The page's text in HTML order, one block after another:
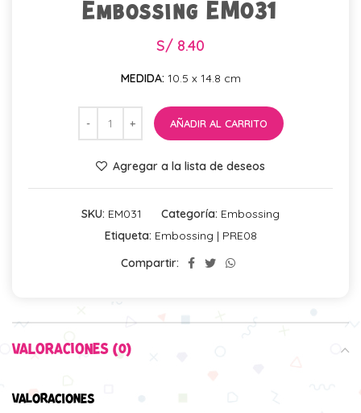
Embossing EM031
S/ 8.40
MEDIDA: 10.5 x 14.8 cm
AÑADIR AL CARRITO
Agregar a la lista de deseos
SKU: EM031 Categoría: Embossing
Etiqueta: Embossing | PRE08
Compartir:
VALORACIONES (0)
VALORACIONES